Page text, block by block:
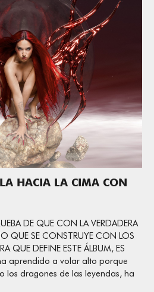
HACIA LA CIMA CON
DE QUE CON LA VERDADERA
QUE SE CONSTRUYE CON LOS
QUE DEFINE ESTE ÁLBUM, ES
aprendido a volar alto porque
los dragones de las leyendas, ha